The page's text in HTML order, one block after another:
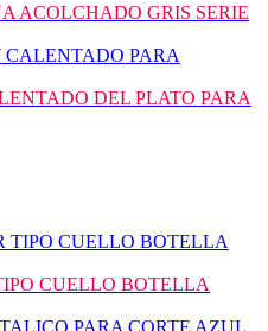
ACOLCHADO GRIS SERIE
DEL PLATO PARA
CUELLO BOTELLA